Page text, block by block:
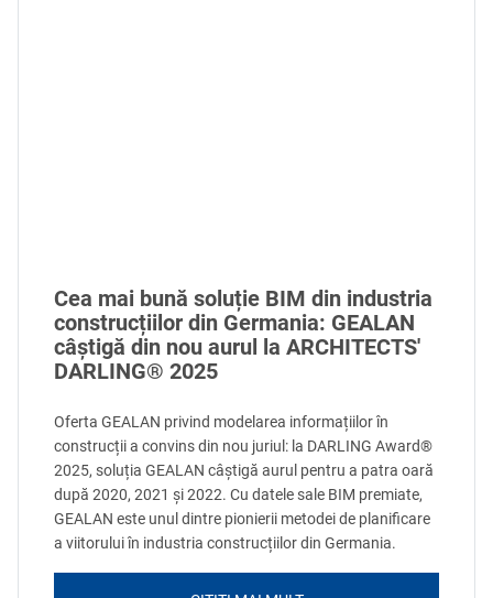
Cea mai bună soluție BIM din industria
construcțiilor din Germania: GEALAN
câștigă din nou aurul la ARCHITECTS'
DARLING® 2025
Oferta GEALAN privind modelarea informațiilor în
construcții a convins din nou juriul: la DARLING Award®
2025, soluția GEALAN câștigă aurul pentru a patra oară
după 2020, 2021 și 2022. Cu datele sale BIM premiate,
GEALAN este unul dintre pionierii metodei de planificare
a viitorului în industria construcțiilor din Germania.